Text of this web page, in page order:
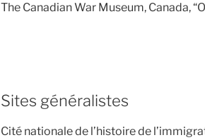
The Canadian War Museum, Canada,
Sites généralistes
Cité nationale de l’histoire de